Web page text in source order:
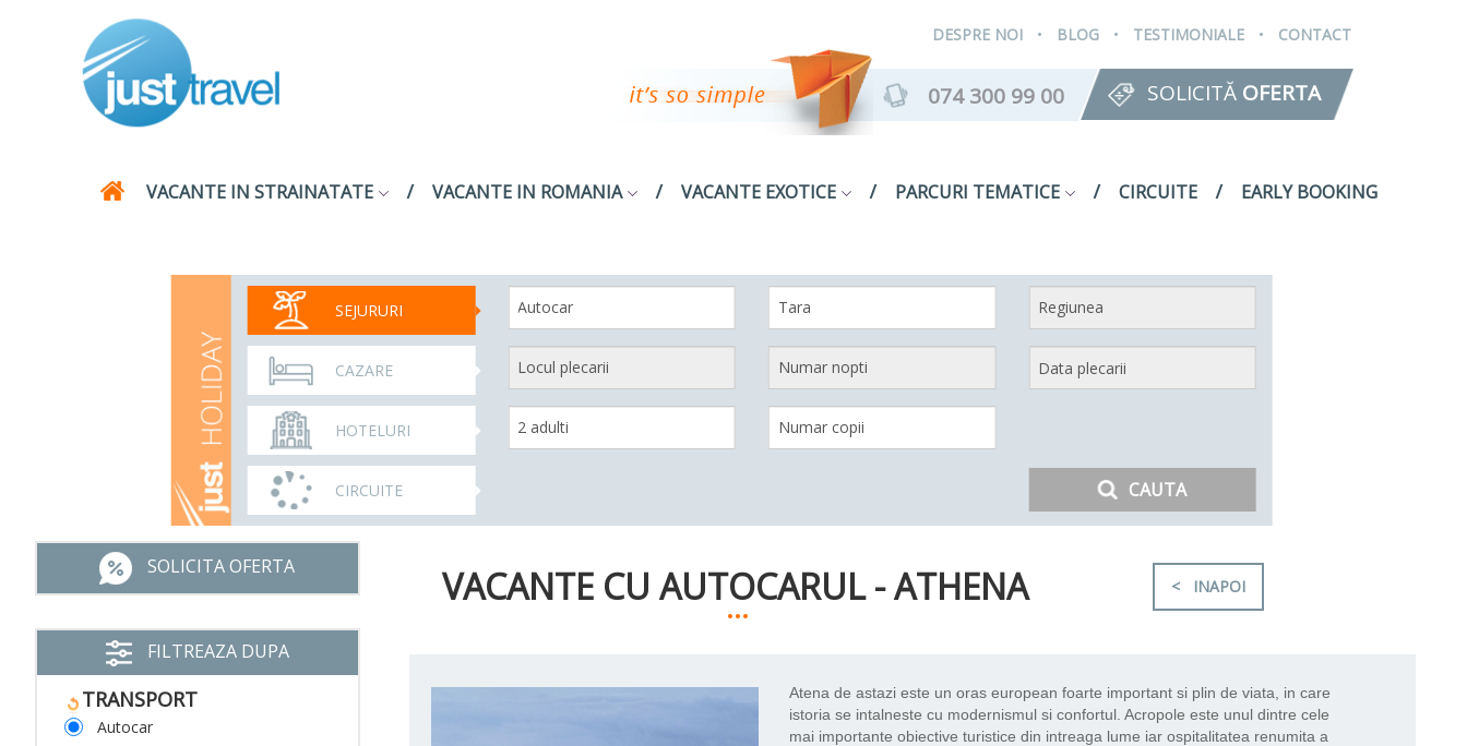
DESPRE NOI . BLOG . TESTIMONIALE . CONTACT
074 300 99 00 SOLICITĂ OFERTA
VACANTE IN STRAINATATE VACANTE IN ROMANIA VACANTE EXOTICE PARCURI TEMATICE CIRCUITE EARLY BOOKING
SEJURURI
CAZARE
HOTELURI
CIRCUITE CAUTA
SOLICITA OFERTA
FILTREAZA DUPA
TRANSPORT
Autocar
VACANTE CU AUTOCARUL - ATHENA
...
< INAPOI
Atena de astazi este un oras european foarte important si plin de viata, in care
istoria se intalneste cu modernismul si confortul. Acropole este unul dintre cele
mai importante obiective turistice din intreaga lume iar ospitalitatea renumita a